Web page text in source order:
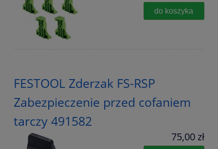
do koszyka
FESTOOL Zderzak FS-RSP
Zabezpieczenie przed cofaniem
tarczy 491582
75,00 zł